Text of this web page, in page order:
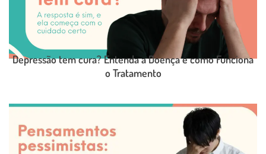
LEIA O POST COMPLETO
Depressão tem cura? Entenda a Doença e como Funciona
o Tratamento